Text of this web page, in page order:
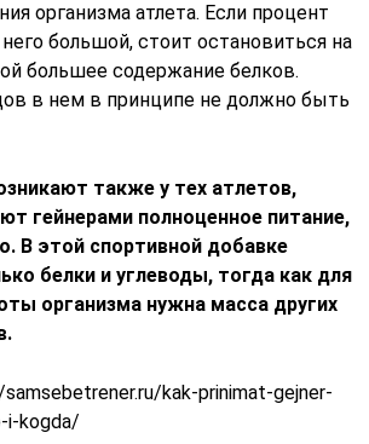
организма атлета. Если процент
большой, стоит остановиться на
большее содержание белков.
в нем в принципе не должно быть
также у тех атлетов,
гейнерами полноценное питание,
В этой спортивной добавке
белки и углеводы, тогда как для
организма нужна масса других
kak-prinimat-gejner-
i-kogda/